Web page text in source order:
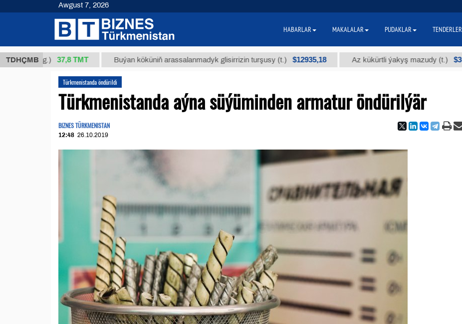
TDHÇMB
1 (kg.) 37,8 ТМТ Buýan köküniň arassalanmadyk glisirrizin turşusy (t.) $12935,18 Az kükürtli ýakyş mazudy (t.) $300
Türkmenistanda öndürildi
Türkmenistanda aýna süýüminden armatur öndürilýär
BIZNES TÜRKMENISTAN
12:48 26.10.2019
Awgust 7, 2026
HABARLAR MAKALALAR PUDAKLAR TENDERLER